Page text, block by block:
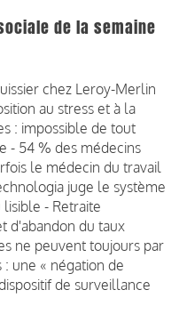
de la semaine
chez Leroy-Merlin
au stress et à la
: impossible de tout
- 54 % des médecins
le médecin du travail
juge le système
lisible - Retraite
d'abandon du taux
ne peuvent toujours par
une « négation de
de surveillance